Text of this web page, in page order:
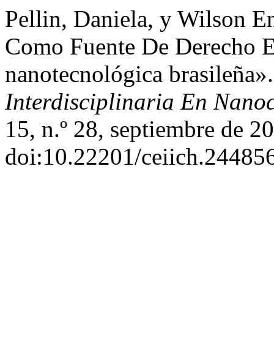
Pellin, Daniela, y Wilson
Como Fuente De Derecho
nanotecnológica
Interdisciplinaria En
15, n.º 28, septiembre de
doi:10.22201/